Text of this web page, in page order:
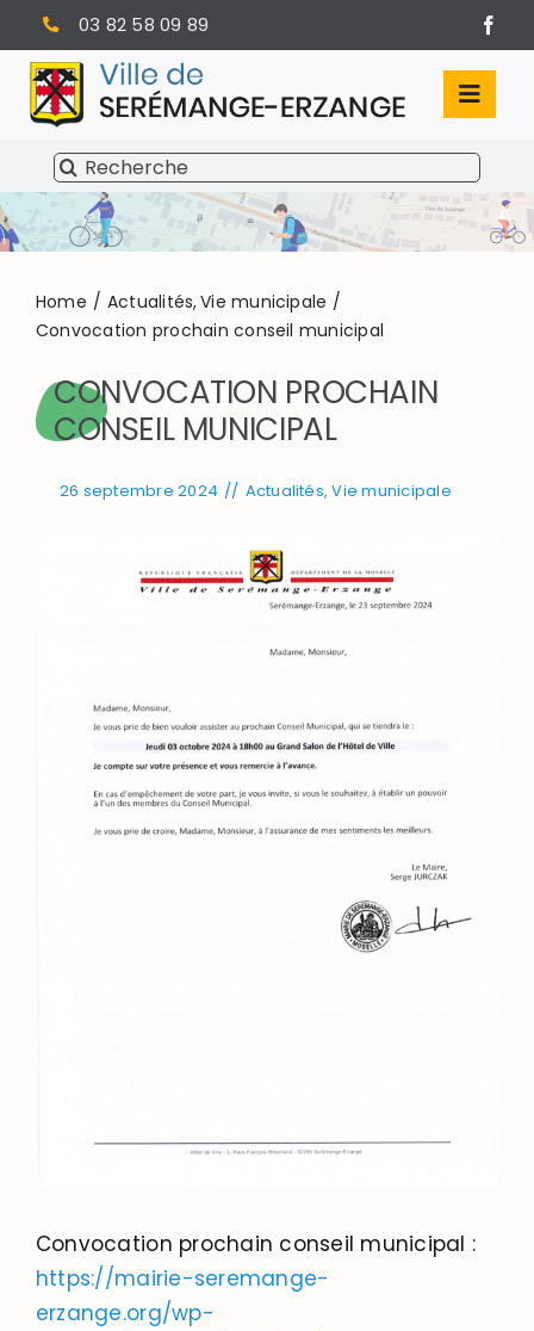
Passer
au
contenu
03 82 58 09 89
SÉRÉMANGE-ERZANGE
VIE MUNICIPALE
VIVRE À SERÉMANGE-ERZANGE
Rechercher:
Home Actualités Vie municipale
Convocation prochain conseil municipal
CONVOCATION PROCHAIN
CONSEIL MUNICIPAL
26 septembre 2024 // Actualités,Vie municipale
Convocation prochain conseil municipal :
https://mairie-seremange-
erzange.org/wp-